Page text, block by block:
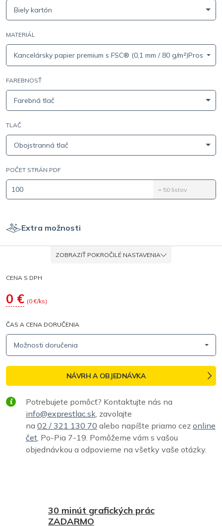
Biely kartón
MATERIÁL
Kancelársky papier premium s FSC® (0,1 mm / 80 g/
FAREBNOSŤ
Farebná tlač
TLAČ
Obojstranná tlač
POČET STRÁN PDF
= 50 listov
Extra možnosti
ZOBRAZIŤ POKROČILÉ NASTAVENIA
CENA S DPH
0 € (0€/ks)
Potrebujete pomôcť? Kontaktujte nás na
info@exprestlac.sk, zavolajte
na 02 / 321 130 70 alebo napíšte priamo cez online
čet, Po-Pia 7-19. Pomôžeme vám s vašou
objednávkou a odpovieme na všetky vaše otázky.
ČAS A CENA DORUČENIA
Možnosti doručenia
NÁVRH A OBJEDNÁVKA
30 minút grafických prác
ZADARMO